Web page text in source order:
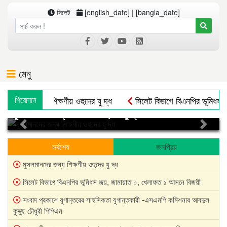
সিলেট [english_date] | [bangla_date]
মেনু
শিরোনামজন্য শিক্ষণীয় ওহুদের যু দ্ধ
সিলেট বিভাগে বিএনপির
উলামা আল্লামা ফুলতলী ছাহেব কিবলাহ রহ. এক জীবন্ত ইতিহাস
আলী চৌধুরীর ইন্তেকালে চৌধুরী অ্যাডভোকেট আতাউর রহমান আজাদের
মুসলমানদের জন্য শিক্ষণীয় ওহুদের যু দ্ধ
Previous
Next
সর্বশেষ
জনপ্রিয়
মুসলমানদের জন্য শিক্ষণীয় ওহুদের যু দ্ধ
সিলেট বিভাগে বিএনপির ভূমিধস জয়, জামায়াত ০, খেলাফত ১ আসনে বিজয়ী
সংবাদ প্রকাশে যুগান্তরের সাহসিকতা যুগান্তকারী -এসএমপি কমিশনার আবদুল
কুদ্দুছ চৌধুরী পিপিএম